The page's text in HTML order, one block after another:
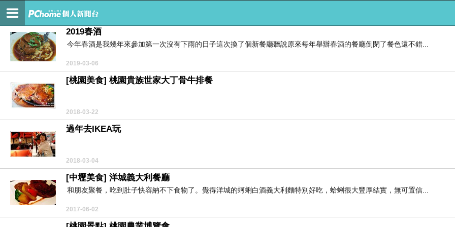
點心花園
2019春酒
今年春酒是我幾年來參加第一次沒有下雨的日子這次換了個新餐廳聽說原來每年舉辦春酒的餐廳倒閉了餐色還不錯...
2019-03-06
[桃園美食] 桃園貴族世家大丁骨牛排餐
2018-03-22
過年去IKEA玩
2018-03-04
[中壢美食] 洋城義大利餐廳
和朋友聚餐，吃到肚子快容納不下食物了。覺得洋城的蚵蜊白酒義大利麵特別好吃，蛤蜊很大豐厚結實，無可置信...
2017-06-02